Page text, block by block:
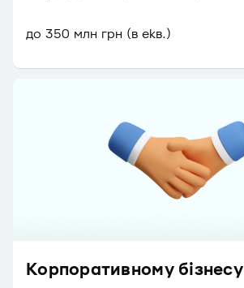
до 350 млн грн (в екв.)
Корпоративному бізнесу